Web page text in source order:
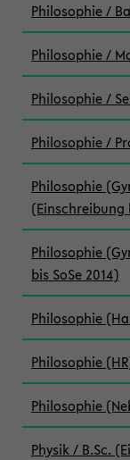
Philosophie /
Philosophie /
Philosophie /
Philosophie /
Philosophie
(Einschreibung
Philosophie
bis SoSe 2014)
Philosophie
Philosophie
Philosophie
Physik / B.Sc.